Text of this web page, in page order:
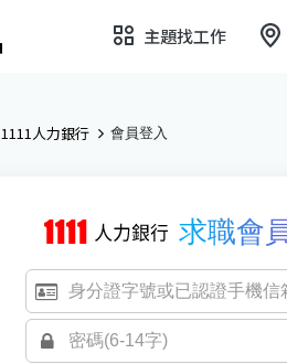
主題找工作
1111人力銀行 會員登入
求職會